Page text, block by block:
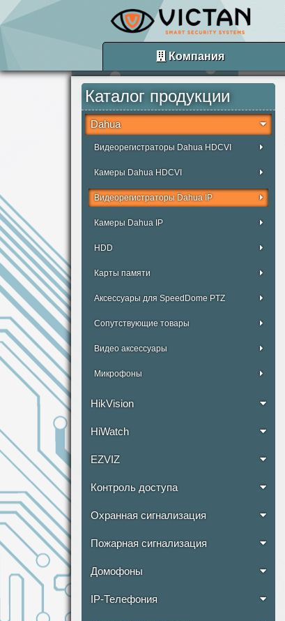
Компания
Каталог продукции
Dahua
Видеорегистраторы Dahua HDCVI
Камеры Dahua HDCVI
Видеорегистраторы Dahua IP
Камеры Dahua IP
HDD
Карты памяти
Аксессуары для SpeedDome PTZ
Сопутствующие товары
Видео аксессуары
Микрофоны
HikVision
HiWatch
EZVIZ
Контроль доступа
Охранная сигнализация
Пожарная сигнализация
Домофоны
IP-Телефония